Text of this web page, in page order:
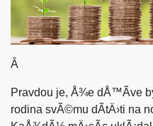
Â
Pravdou je, Å¾e dÅ™Ã­ve
rodina svÃ©mu dÃ­tÄ›ti na